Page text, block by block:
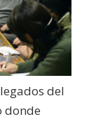
del
donde